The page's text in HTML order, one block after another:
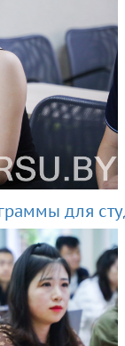
для